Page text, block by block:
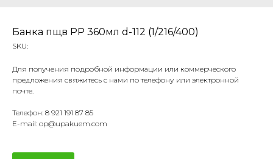
Банка пщв РР 360мл d-112 (1/216/400)
SKU:
Для получения подробной информации или коммерческого
предложения свяжитесь с нами по телефону или электронной
почте.
Телефон: 8 921 191 87 85
E-mail: op@upakuem.com